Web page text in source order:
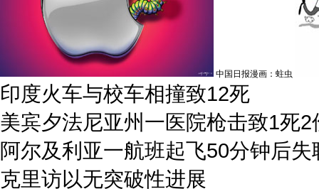
中国日报漫画：蛀虫
印度火车与校车相撞致12死
美宾夕法尼亚州一医院枪击致1死2
阿尔及利亚一航班起飞50分钟后
克里访以无突破性进展